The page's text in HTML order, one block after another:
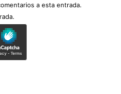
a esta entrada.